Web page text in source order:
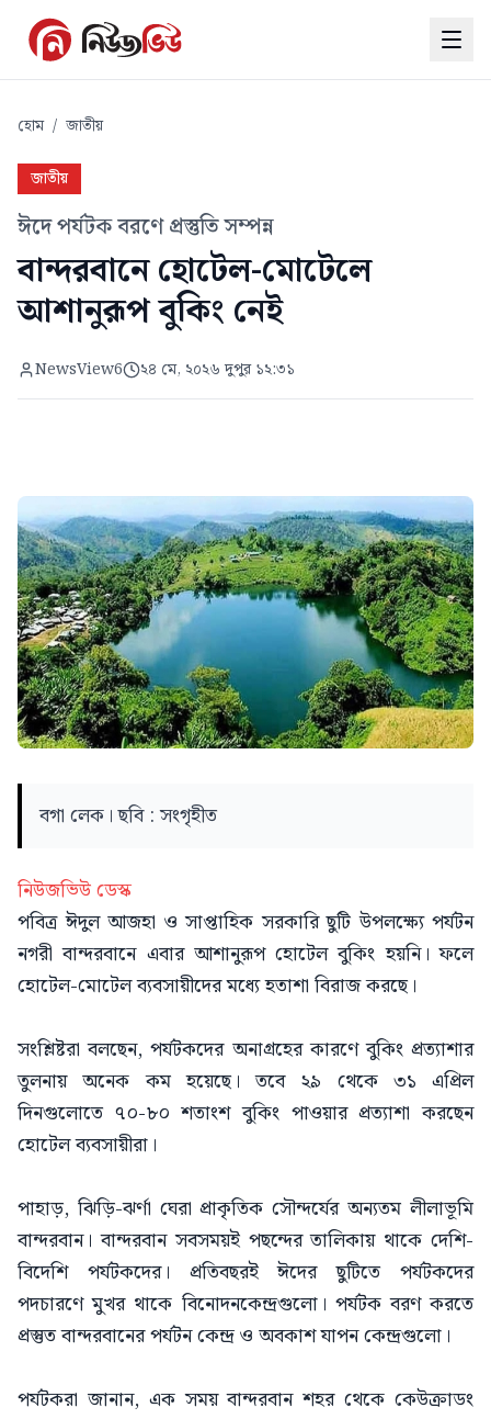
হোম / জাতীয়
জাতীয়
ঈদে পর্যটক বরণে প্রস্তুতি সম্পন্ন
বান্দরবানে হোটেল-মোটেলে
আশানুরূপ বুকিং নেই
NewsView6 ২৪ মে, ২০২৬ দুপুর ১২:৩১
বগা লেক। ছবি : সংগৃহীত
নিউজভিউ ডেস্ক
পবিত্র ঈদুল আজহা ও সাপ্তাহিক সরকারি ছুটি উপলক্ষ্যে পর্যটন
নগরী বান্দরবানে এবার আশানুরূপ হোটেল বুকিং হয়নি। ফলে
হোটেল-মোটেল ব্যবসায়ীদের মধ্যে হতাশা বিরাজ করছে।
সংশ্লিষ্টরা বলছেন, পর্যটকদের অনাগ্রহের কারণে বুকিং প্রত্যাশার
তুলনায় অনেক কম হয়েছে। তবে ২৯ থেকে ৩১ এপ্রিল
দিনগুলোতে ৭০-৮০ শতাংশ বুকিং পাওয়ার প্রত্যাশা করছেন
হোটেল ব্যবসায়ীরা।
পাহাড়, ঝিড়ি-ঝর্ণা ঘেরা প্রাকৃতিক সৌন্দর্যের অন্যতম লীলাভূমি
বান্দরবান। বান্দরবান সবসময়ই পছন্দের তালিকায় থাকে দেশি-
বিদেশি পর্যটকদের। প্রতিবছরই ঈদের ছুটিতে পর্যটকদের
পদচারণে মুখর থাকে বিনোদনকেন্দ্রগুলো। পর্যটক বরণ করতে
প্রস্তুত বান্দরবানের পর্যটন কেন্দ্র ও অবকাশ যাপন কেন্দ্রগুলো।
পর্যটকরা জানান, এক সময় বান্দরবান শহর থেকে কেউক্রাডং